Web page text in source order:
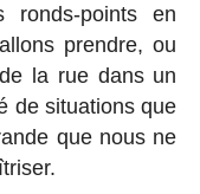
ronds-points en
prendre, ou
la rue dans un
de situations que
que nous ne